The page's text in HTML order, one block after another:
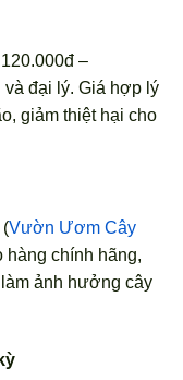
–
đại lý. Giá hợp lý
giảm thiệt hại cho
(Vườn Ươm Cây
hàng chính hãng,
ảnh hưởng cây